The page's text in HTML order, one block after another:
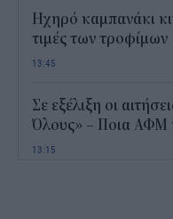
Ηχηρό καμπανάκι
τιμές των τροφίμων
13:45
Σε εξέλιξη οι
Όλους» – Ποια ΑΦΜ
13:15